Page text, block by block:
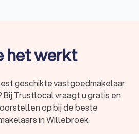
de onderhandelingen en de
advies en bemiddeling bij de huur
appartement of pand in Willebroek.
van uw woning of pand. In een
de werkelijke waarde van de
heeft u nodig voor uw
het werkt
geschikte vastgoedmakelaar
Trustlocal vraagt u gratis en
op bij de beste
in Willebroek.